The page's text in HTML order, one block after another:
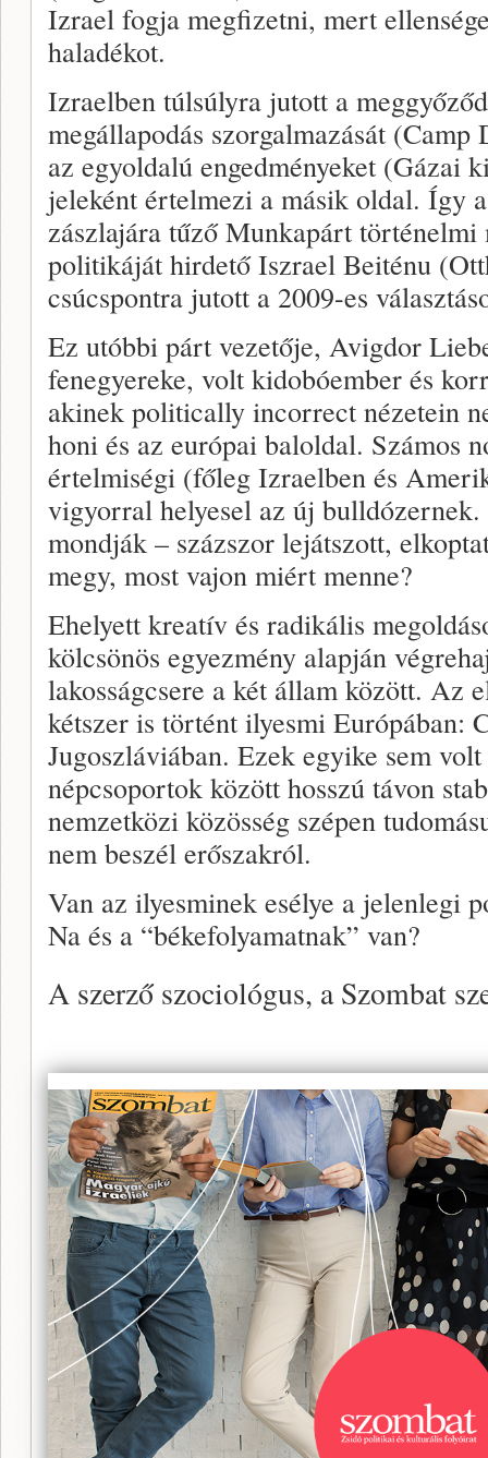
Izrael fogja megfizetni, mert
haladékot.
Izraelben túlsúlyra jutott a
megállapodás szorgalmazását
az egyoldalú engedményeket (Gázai
jeleként értelmezi a másik oldal. Így
zászlajára tűző Munkapárt történelmi
politikáját hirdető Iszrael Beiténu
csúcspontra jutott a 2009-es
Ez utóbbi párt vezetője, Avigdor
fenegyereke, volt kidobóember és
akinek politically incorrect nézetein
honi és az európai baloldal. Számos
értelmiségi (főleg Izraelben és
vigyorral helyesel az új
mondják – százszor lejátszott,
megy, most vajon miért menne?
Ehelyett kreatív és radikális
kölcsönös egyezmény alapján
lakosságcsere a két állam között. Az
kétszer is történt ilyesmi Európában:
Jugoszláviában. Ezek egyike sem
népcsoportok között hosszú távon
nemzetközi közösség szépen
nem beszél erőszakról.
Van az ilyesminek esélye a jelenlegi
Na és a “békefolyamatnak” van?
A szerző szociológus, a Szombat